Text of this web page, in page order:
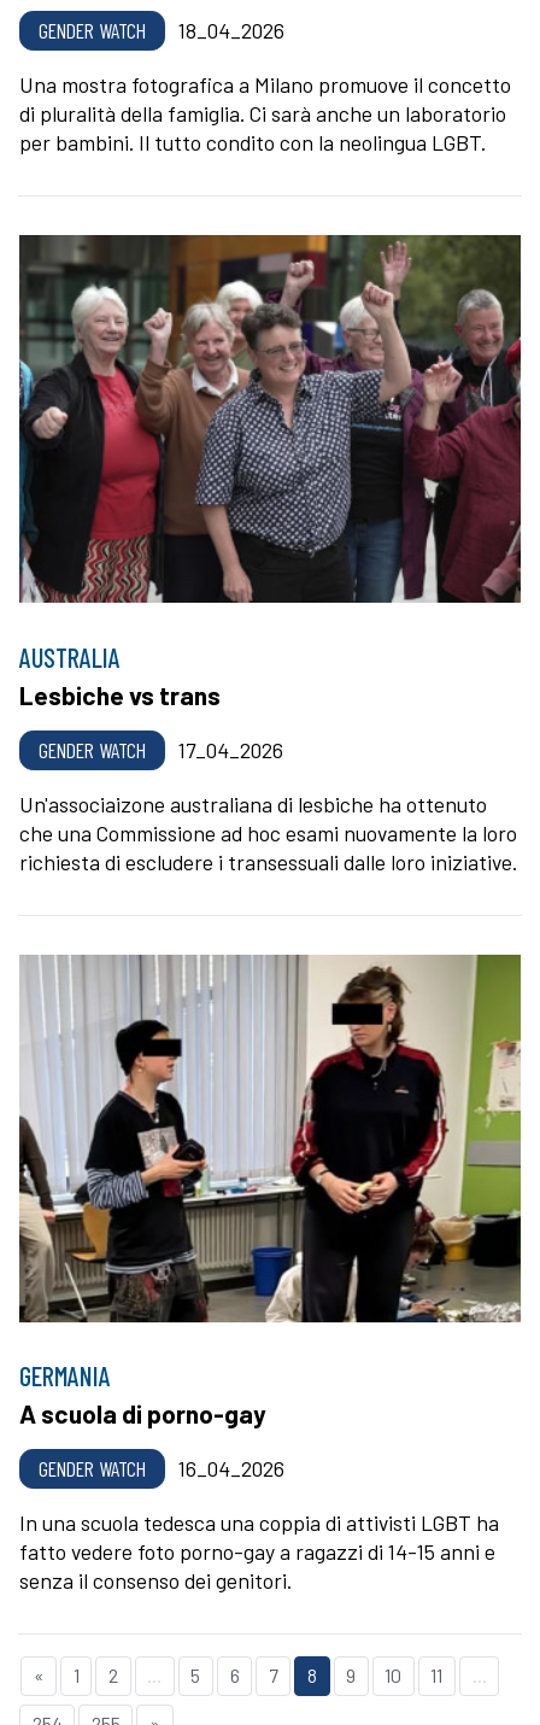
GENDER WATCH 18_04_2026
Una mostra fotografica a Milano promuove il concetto
di pluralità della famiglia. Ci sarà anche un laboratorio
per bambini. Il tutto condito con la neolingua LGBT.
AUSTRALIA
Lesbiche vs trans
GENDER WATCH 17_04_2026
Un'associaizone australiana di lesbiche ha ottenuto
che una Commissione ad hoc esami nuovamente la loro
richiesta di escludere i transessuali dalle loro iniziative.
GERMANIA
A scuola di porno-gay
GENDER WATCH 16_04_2026
In una scuola tedesca una coppia di attivisti LGBT ha
fatto vedere foto porno-gay a ragazzi di 14-15 anni e
senza il consenso dei genitori.
« 1 2 ... 5 6 7 8 9 10 11 ...